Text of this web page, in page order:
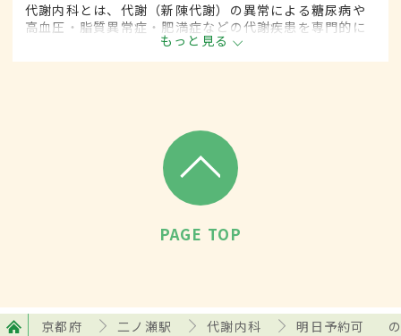
代謝内科とは、代謝（新陳代謝）の異常による糖尿病や
高血圧・脂質異常症・肥満症などの代謝疾患を専門的に
取り扱う内科の一領域です。
もっと見る
PAGE TOP
京都府 二ノ瀬駅 代謝内科 明日予約可